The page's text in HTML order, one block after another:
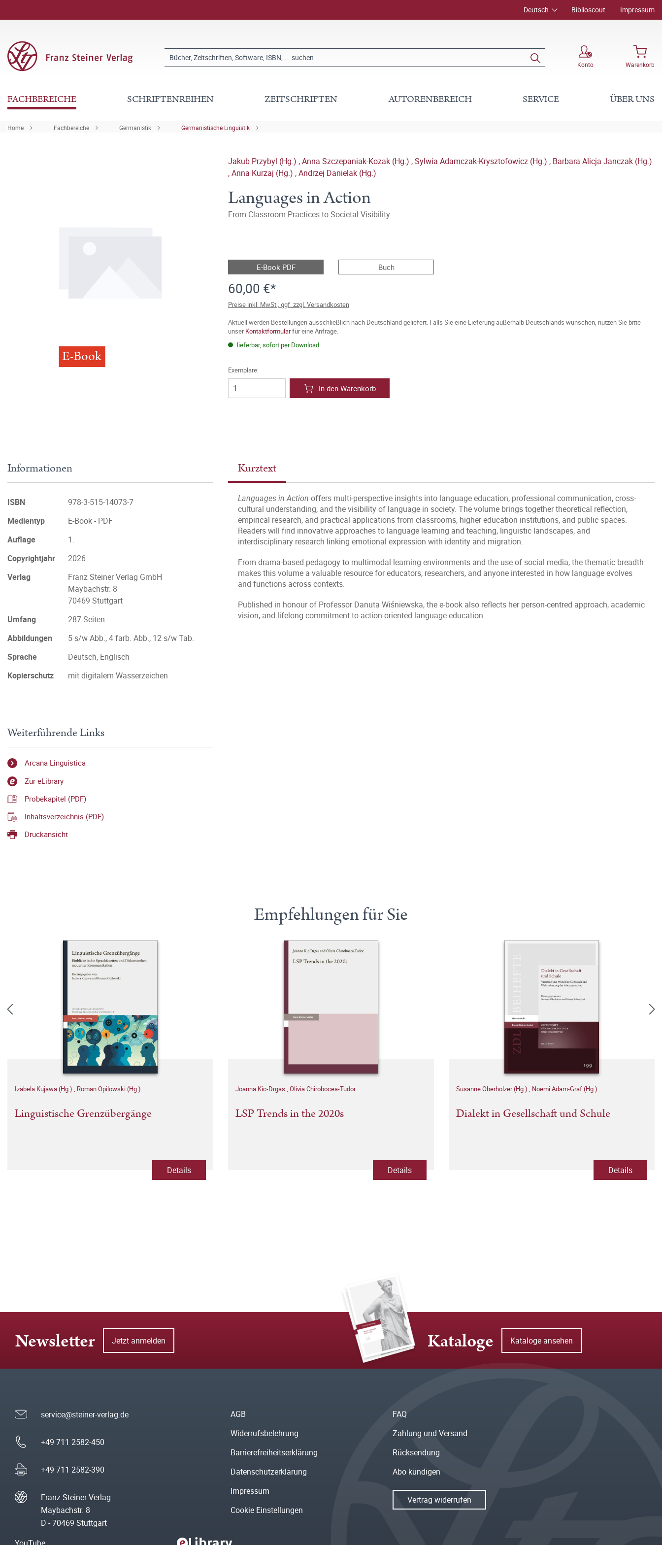
Deutsch Biblioscout Impressum
Konto Warenkorb
FACHBEREICHE SCHRIFTENREIHEN ZEITSCHRIFTEN AUTORENBEREICH SERVICE ÜBER UNS
Home Fachbereiche Germanistik Germanistische Linguistik
E-Book
Jakub Przybyl (Hg.) ,Anna Szczepaniak-Kozak (Hg.) ,Sylwia Adamczak-Krysztofowicz (Hg.) , Barbara Alicja Janczak (Hg.)
,Anna Kurzaj (Hg.) ,Andrzej Danielak (Hg.)
Languages in Action
From Classroom Practices to Societal Visibility
E-Book PDF Buch
60,00 €*
Preise inkl. MwSt., ggf. zzgl. Versandkosten
Aktuell werden Bestellungen ausschließlich nach Deutschland geliefert. Falls Sie eine Lieferung außerhalb Deutschlands wünschen, nutzen Sie bitte
unserKontaktformularfür eine Anfrage.
lieferbar, sofort per Download
Exemplare:
In den Warenkorb
Kurztext
Languages in Action offers multi-perspective insights into language education, professional communication, cross-
cultural understanding, and the visibility of language in society. The volume brings together theoretical reflection,
empirical research, and practical applications from classrooms, higher education institutions, and public spaces.
Readers will find innovative approaches to language learning and teaching, linguistic landscapes, and
interdisciplinary research linking emotional expression with identity and migration.
From drama-based pedagogy to multimodal learning environments and the use of social media, the thematic breadth
makes this volume a valuable resource for educators, researchers, and anyone interested in how language evolves
and functions across contexts.
Published in honour of Professor Danuta Wiśniewska, the e-book also reflects her person-centred approach, academic
vision, and lifelong commitment to action-oriented language education.
Informationen
ISBN
978-3-515-14073-7
Medientyp
E-Book - PDF
Auflage
1.
Copyrightjahr
2026
Verlag
Franz Steiner Verlag GmbH
Maybachstr. 8
70469 Stuttgart
Umfang
287 Seiten
Abbildungen
5 s/w Abb., 4 farb. Abb., 12 s/w Tab.
Sprache
Deutsch, Englisch
Kopierschutz
mit digitalem Wasserzeichen
Weiterführende Links
Arcana Linguistica
Zur eLibrary
Probekapitel (PDF)
Inhaltsverzeichnis (PDF)
Druckansicht
Empfehlungen für Sie
Izabela Kujawa (Hg.) , Roman Opilowski (Hg.)
Linguistische Grenzübergänge
Details
Joanna Kic-Drgas , Olivia Chirobocea-Tudor
LSP Trends in the 2020s
Details
Susanne Oberholzer (Hg.) , Noemi Adam-Graf (Hg.)
Dialekt in Gesellschaft und Schule
Details
Newsletter Jetzt anmelden Kataloge Kataloge ansehen
service@steiner-verlag.de
+49 711 2582-450
+49 711 2582-390
Franz Steiner Verlag
Maybachstr. 8
D - 70469 Stuttgart
AGB
Widerrufsbelehrung
Barrierefreiheitserklärung
Datenschutzerklärung
Impressum
Cookie Einstellungen
FAQ
Zahlung und Versand
Rücksendung
Abo kündigen
Vertrag widerrufen